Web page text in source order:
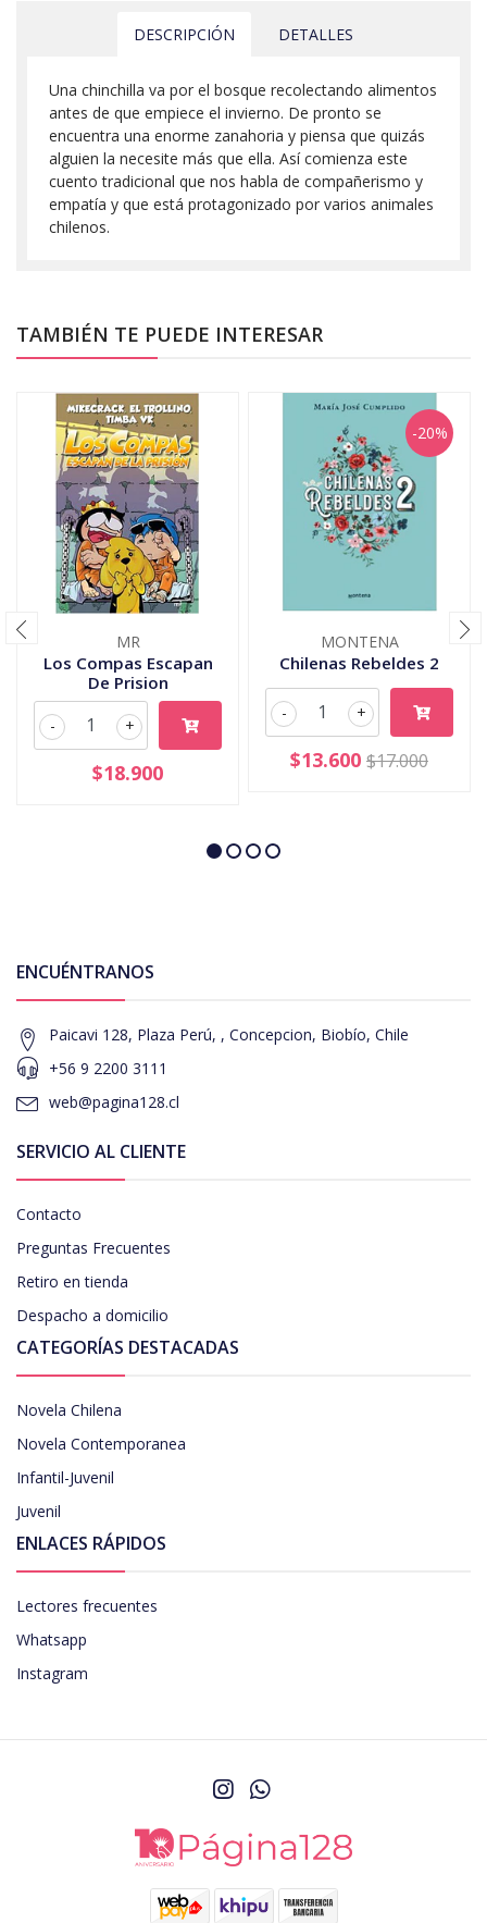
DESCRIPCIÓN DETALLES
Una chinchilla va por el bosque recolectando alimentos
antes de que empiece el invierno. De pronto se
encuentra una enorme zanahoria y piensa que quizás
alguien la necesite más que ella. Así comienza este
cuento tradicional que nos habla de compañerismo y
empatía y que está protagonizado por varios animales
chilenos.
TAMBIÉN TE PUEDE INTERESAR
MR
Los Compas Escapan
De Prision
+
-
$18.900
-20%
MONTENA
Chilenas Rebeldes 2
+
-
$13.600 $17.000
ENCUÉNTRANOS
Paicavi 128, Plaza Perú, , Concepcion, Biobío, Chile
+56 9 2200 3111
web@pagina128.cl
SERVICIO AL CLIENTE
Contacto
Preguntas Frecuentes
Retiro en tienda
Despacho a domicilio
CATEGORÍAS DESTACADAS
Novela Chilena
Novela Contemporanea
Infantil-Juvenil
Juvenil
ENLACES RÁPIDOS
Lectores frecuentes
Whatsapp
Instagram